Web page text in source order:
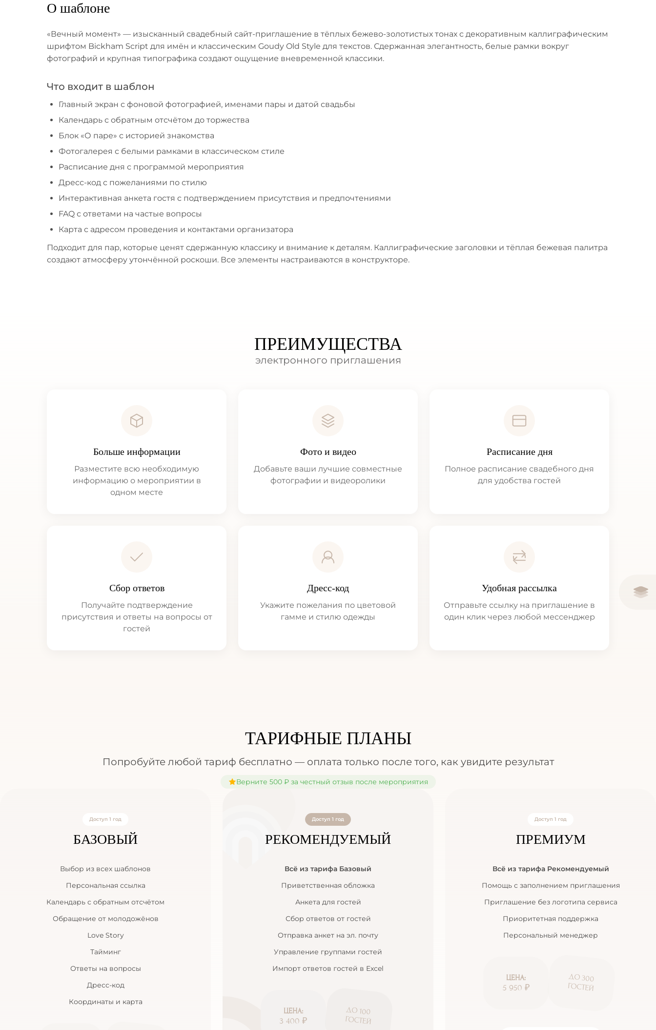
О шаблоне
«Вечный момент» — изысканный свадебный сайт-приглашение в тёплых бежево-золотистых тонах с декоративным каллиграфическим
шрифтом Bickham Script для имён и классическим Goudy Old Style для текстов. Сдержанная элегантность, белые рамки вокруг
фотографий и крупная типографика создают ощущение вневременной классики.
Что входит в шаблон
Главный экран с фоновой фотографией, именами пары и датой свадьбы
Календарь с обратным отсчётом до торжества
Блок «О паре» с историей знакомства
Фотогалерея с белыми рамками в классическом стиле
Расписание дня с программой мероприятия
Дресс-код с пожеланиями по стилю
Интерактивная анкета гостя с подтверждением присутствия и предпочтениями
FAQ с ответами на частые вопросы
Карта с адресом проведения и контактами организатора
Подходит для пар, которые ценят сдержанную классику и внимание к деталям. Каллиграфические заголовки и тёплая бежевая палитра
создают атмосферу утончённой роскоши. Все элементы настраиваются в конструкторе.
ПРЕИМУЩЕСТВА
электронного приглашения
Больше информации
Разместите всю необходимую
информацию о мероприятии в
одном месте
Фото и видео
Добавьте ваши лучшие совместные
фотографии и видеоролики
Расписание дня
Полное расписание свадебного дня
для удобства гостей
Сбор ответов
Получайте подтверждение
присутствия и ответы на вопросы от
гостей
Дресс-код
Укажите пожелания по цветовой
гамме и стилю одежды
Удобная рассылка
Отправьте ссылку на приглашение в
один клик через любой мессенджер
ТАРИФНЫЕ ПЛАНЫ
Попробуйте любой тариф бесплатно — оплата только после того, как увидите результат
Верните 500 ₽ за честный отзыв после мероприятия
Доступ 1 год
БАЗОВЫЙ
Выбор из всех шаблонов
Персональная ссылка
Календарь с обратным отсчётом
Обращение от молодожёнов
Love Story
Тайминг
Ответы на вопросы
Дресс-код
Координаты и карта
Доступ 1 год
РЕКОМЕНДУЕМЫЙ
Всё из тарифа Базовый
Приветственная обложка
Анкета для гостей
Сбор ответов от гостей
Отправка анкет на эл. почту
Управление группами гостей
Импорт ответов гостей в Excel
ЦЕНА:
3 400 ₽
ДО 100
ГОСТЕЙ
Доступ 1 год
ПРЕМИУМ
Всё из тарифа Рекомендуемый
Помощь с заполнением приглашения
Приглашение без логотипа сервиса
Приоритетная поддержка
Персональный менеджер
ЦЕНА:
5 950 ₽
ДО 300
ГОСТЕЙ